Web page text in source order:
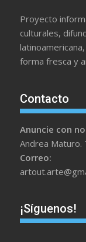
Proyecto
culturales,
forma fresca y
Contacto
Anuncie con
Andrea
Correo:
¡Síguenos!